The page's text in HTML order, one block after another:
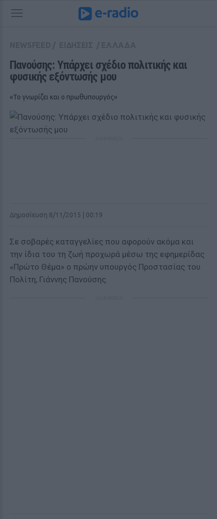
Πανούσης: Υπάρχει σχέδιο πολιτικής και
φυσικής εξόντωσής μου
«Το γνωρίζει και ο πρωθυπουργός»
Δημοσίευση 8/11/2015 | 00:19
Σε σοβαρές καταγγελίες που αφορούν ακόμα και
την ίδια του τη ζωή προχωρά μέσω της εφημερίδας
«Πρώτο Θέμα» ο πρώην υπουργός Προστασίας του
Πολίτη, Γιάννης Πανούσης.